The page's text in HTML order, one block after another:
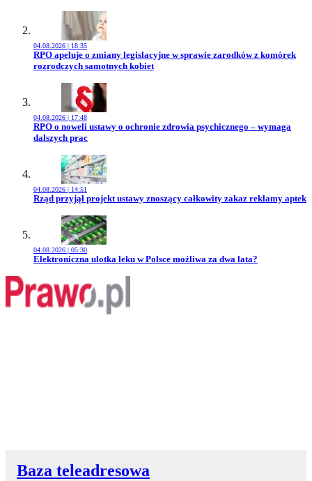
04.08.2026 | 18:35
Przejdź do artykułu:
RPO apeluje o zmiany legislacyjne w sprawie zarodków z komórek
rozrodczych samotnych kobiet
04.08.2026 | 17:48
Przejdź do artykułu:
RPO o noweli ustawy o ochronie zdrowia psychicznego – wymaga
dalszych prac
04.08.2026 | 14:51
Przejdź do artykułu:
Rząd przyjął projekt ustawy znoszący całkowity zakaz reklamy aptek
04.08.2026 | 05:30
Przejdź do artykułu:
Elektroniczna ulotka leku w Polsce możliwa za dwa lata?
Baza teleadresowa